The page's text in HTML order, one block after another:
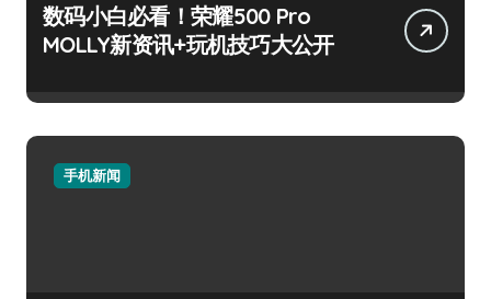
数码小白必看！荣耀500 Pro
MOLLY新资讯+玩机技巧大公开
手机新闻